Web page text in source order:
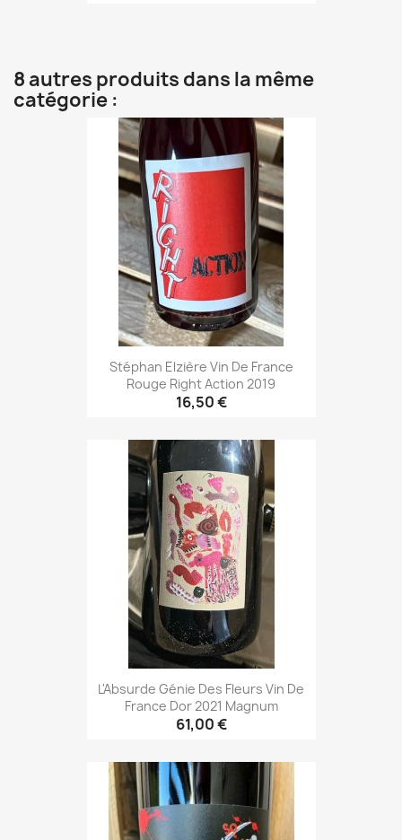
8 autres produits dans la même
catégorie :
Stéphan Elzière Vin De France
Rouge Right Action 2019
16,50 €
L'Absurde Génie Des Fleurs Vin De
France Dor 2021 Magnum
61,00 €